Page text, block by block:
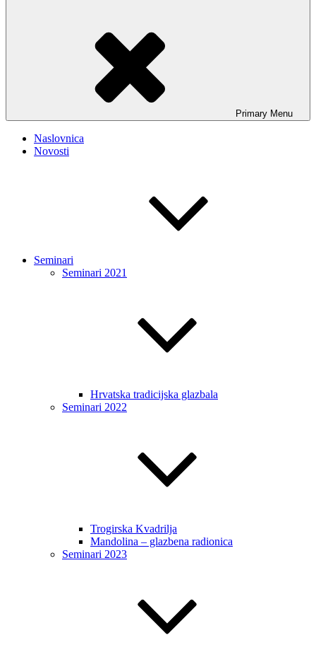
Primary Menu
Naslovnica
Novosti
Seminari
Seminari 2021
Hrvatska tradicijska glazbala
Seminari 2022
Trogirska Kvadrilja
Mandolina – glazbena radionica
Seminari 2023